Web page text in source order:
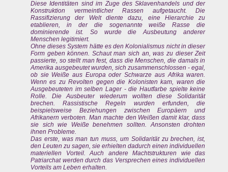
Diese Identitäten sind im Zuge des Sklavenhandels und der
Konstruktion vermeintlicher Rassen aufgetaucht. Die
Rassifizierung der Welt diente dazu, eine Hierarchie zu
etablieren, in der die sogenannte weiße Rasse die
dominierende ist. So wurde die Ausbeutung anderer
Menschen legitimiert.
Ohne dieses System hätte es den Kolonialismus nicht in dieser
Form geben können. Schaut man sich an, was zu dieser Zeit
passierte, so stellt man fest, dass die Menschen, die damals in
Amerika ausgebeutet wurden, sich zusammenschlossen - egal,
ob sie Weiße aus Europa oder Schwarze aus Afrika waren.
Wenn es zu Revolten gegen die Kolonisten kam, waren die
Ausgebeuteten im selben Lager - die Hautfarbe spielte keine
Rolle. Die Ausbeuter wiederum wollten diese Solidarität
brechen. Rassistische Regeln wurden erfunden, die
beispielsweise Beziehungen zwischen Europäern und
Afrikanern verboten. Man machte den Weißen damit klar, dass
sie sich wie Weiße benehmen sollten. Ansonsten drohten
ihnen Probleme.
Das erste, was man tun muss, um Solidarität zu brechen, ist,
den Leuten zu sagen, sie erhielten dadurch einen individuellen
materiellen Vorteil. Auch andere Machtstrukturen wie das
Patriarchat werden durch das Versprechen eines individuellen
Vorteils am Leben erhalten.